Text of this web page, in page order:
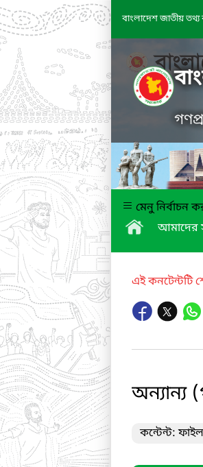
বাংলাদেশ জাতীয় তথ্য
মেনু নির্বাচন
আমাদের
এই কনটেন্টটি
অন্যান্য
কন্টেন্ট: